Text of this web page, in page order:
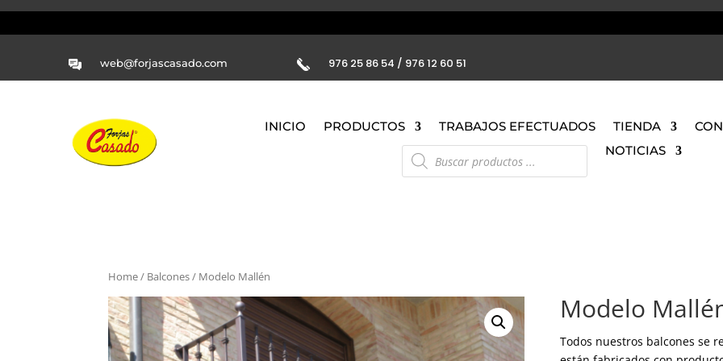
web@forjascasado.com 976 25 86 54 / 976 12 60 51
INICIO PRODUCTOS TRABAJOS EFECTUADOS TIENDA
Búsqueda
de
productos
NOTICIAS
Home/ Balcones/ Modelo Mallén
Modelo
Todos nuestros balcones se